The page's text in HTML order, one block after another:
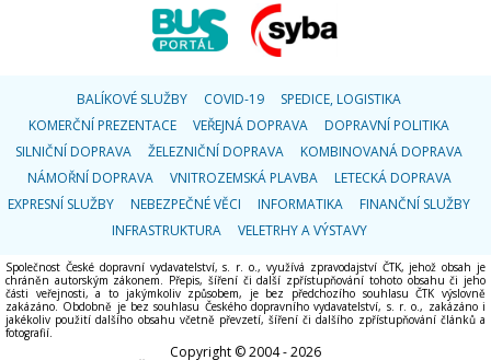
BALÍKOVÉ SLUŽBY COVID-19
SPEDICE, LOGISTIKA
KOMERČNÍ PREZENTACE
VEŘEJNÁ DOPRAVA
DOPRAVNÍ POLITIKA
SILNIČNÍ DOPRAVA
ŽELEZNIČNÍ DOPRAVA
KOMBINOVANÁ DOPRAVA
NÁMOŘNÍ DOPRAVA
VNITROZEMSKÁ PLAVBA
LETECKÁ DOPRAVA
EXPRESNÍ SLUŽBY
NEBEZPEČNÉ VĚCI INFORMATIKA
FINANČNÍ SLUŽBY
INFRASTRUKTURA
VELETRHY A VÝSTAVY
Společnost České dopravní vydavatelství, s. r. o., využívá zpravodajství ČTK, jehož obsah je
chráněn autorským zákonem. Přepis, šíření či další zpřístupňování tohoto obsahu či jeho
části veřejnosti, a to jakýmkoliv způsobem, je bez předchozího souhlasu ČTK výslovně
zakázáno. Obdobně je bez souhlasu Českého dopravního vydavatelství, s. r. o., zakázáno i
jakékoliv použití dalšího obsahu včetně převzetí, šíření či dalšího zpřístupňování článků a
fotografií.
Copyright © 2004 - 2026